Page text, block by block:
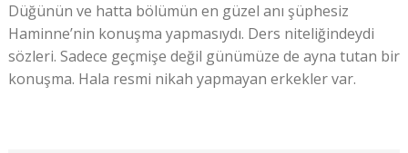
Düğünün ve hatta bölümün en güzel anı şüphesiz
Haminne’nin konuşma yapmasıydı. Ders niteliğindeydi
sözleri. Sadece geçmişe değil günümüze de ayna tutan bir
konuşma. Hala resmi nikah yapmayan erkekler var.